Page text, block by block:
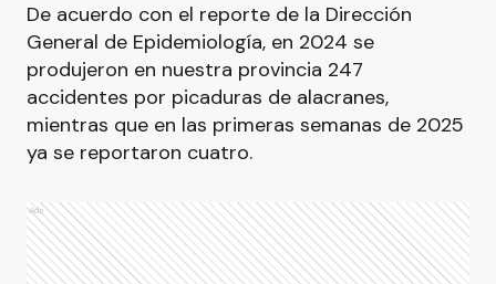
De acuerdo con el reporte de la Dirección
General de Epidemiología, en 2024 se
produjeron en nuestra provincia 247
accidentes por picaduras de alacranes,
mientras que en las primeras semanas de 2025
ya se reportaron cuatro.
Ads